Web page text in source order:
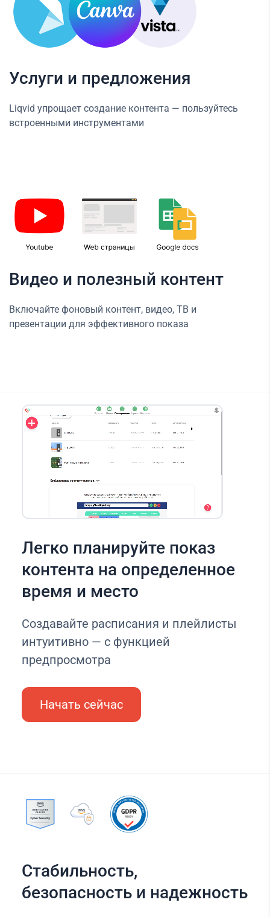
Услуги и предложения
Liqvid упрощает создание контента — пользуйтесь
встроенными инструментами
Видео и полезный контент
Включайте фоновый контент, видео, ТВ и
презентации для эффективного показа
Легко планируйте показ
контента на определенное
время и место
Создавайте расписания и плейлисты
интуитивно — с функцией
предпросмотра
Начать сейчас
Стабильность,
безопасность и надежность